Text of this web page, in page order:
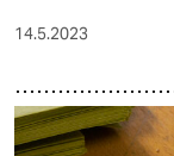
14.5.2023